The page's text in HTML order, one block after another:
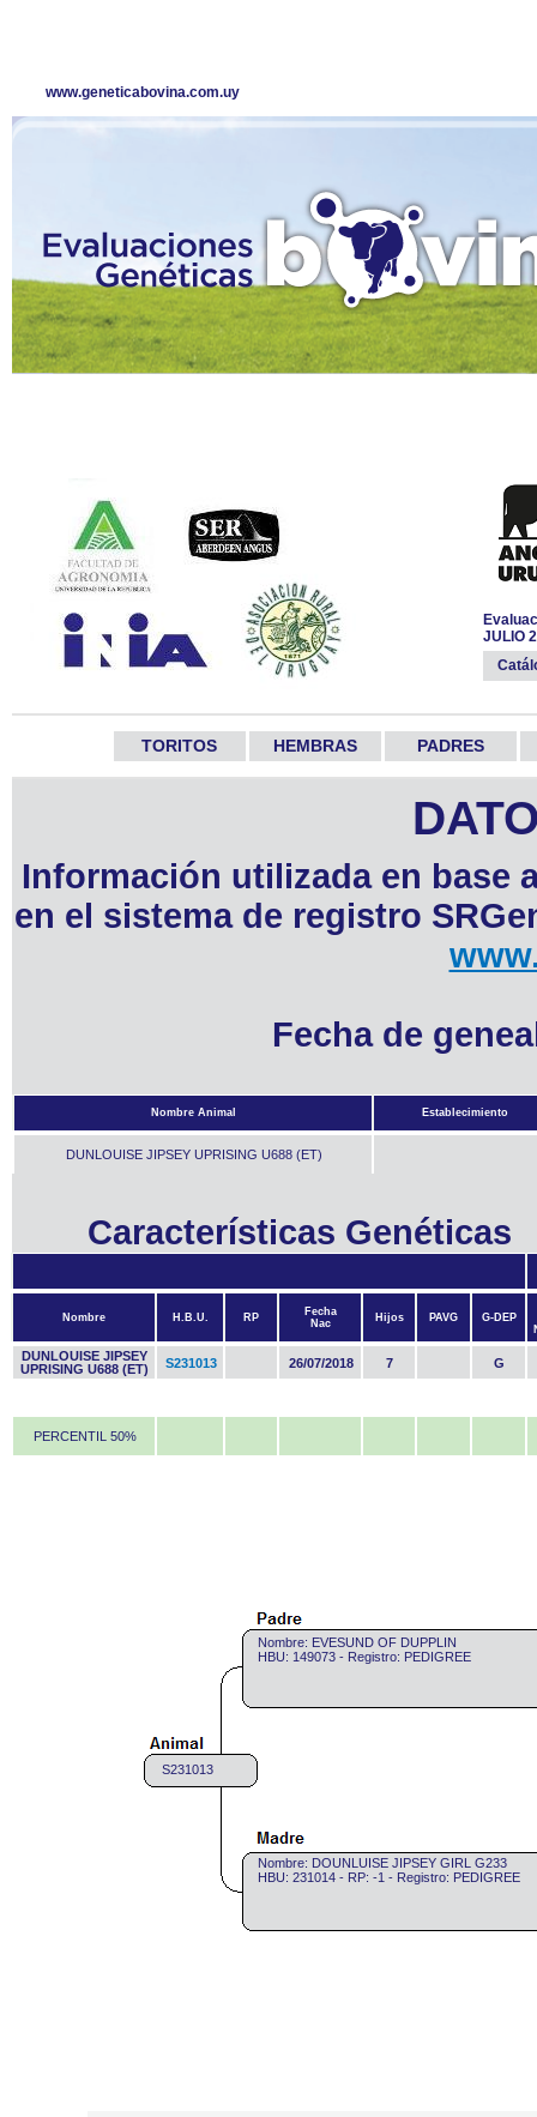
www.geneticabovina.com.uy
JULIO
TORITOS HEMBRAS PADRES
Información utilizada en base
en el sistema de registro
Fecha de
Nombre Animal Establecimiento
DUNLOUISE JIPSEY UPRISING U688 (ET)
Características Genéticas
Nombre H.B.U. RP
Fecha
Nac
Hijos PAVG
G-DEP
DUNLOUISE JIPSEY
UPRISING U688 (ET)
S231013 26/07/2018 7 G
PERCENTIL 50%
S231013
Nombre: EVESUND OF DUPPLIN
HBU: 149073 - Registro: PEDIGREE
Nombre: DOUNLUISE JIPSEY GIRL G233
HBU: 231014 - RP: -1 - Registro: PEDIGREE